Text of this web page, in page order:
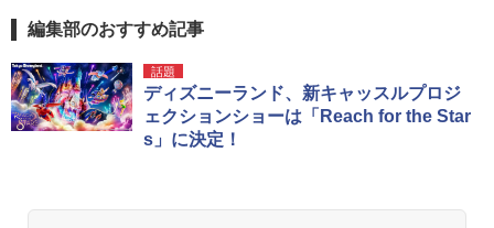
編集部のおすすめ記事
話題
ディズニーランド、新キャッスルプロジ
ェクションショーは「Reach for the Star
s」に決定！